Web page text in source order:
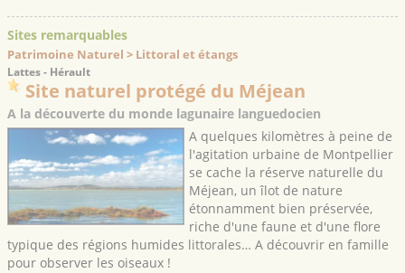
Sites remarquables
Patrimoine Naturel > Littoral et étangs
Lattes - Hérault
Site naturel protégé du Méjean
A la découverte du monde lagunaire languedocien
A quelques kilomètres à peine de
l'agitation urbaine de Montpellier
se cache la réserve naturelle du
Méjean, un îlot de nature
étonnamment bien préservée,
riche d'une faune et d'une flore
typique des régions humides littorales… A découvrir en famille
pour observer les oiseaux !